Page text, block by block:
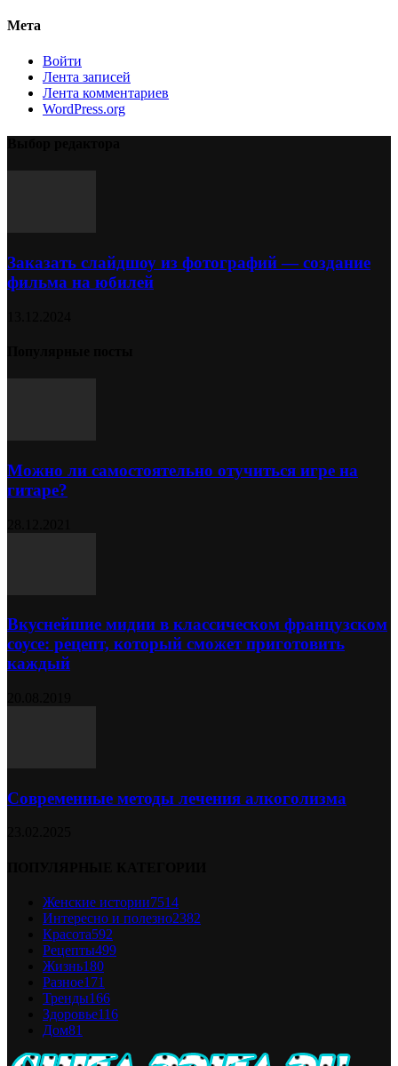
Мета
Войти
Лента записей
Лента комментариев
WordPress.org
Заказать слайдшоу из фотографий — создание
фильма на юбилей
Можно ли самостоятельно отучиться игре на
гитаре?
Вкуснейшие мидии в классическом французском
соусе: рецепт, который сможет приготовить
каждый
Современные методы лечения алкоголизма
Женские истории7514
Интересно и полезно2382
Красота592
Рецепты499
Жизнь180
Разное171
Тренды166
Здоровье116
Дом81